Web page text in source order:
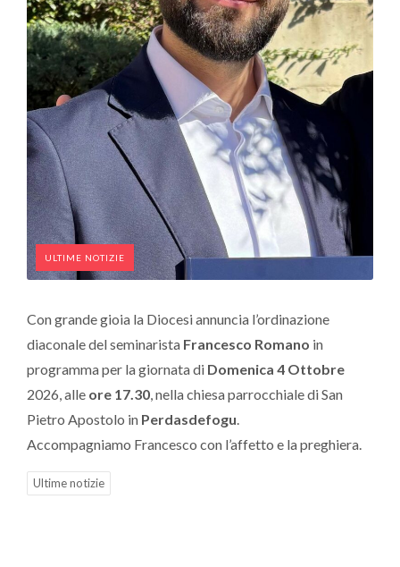
ULTIME NOTIZIE
Con grande gioia la Diocesi annuncia l’ordinazione
diaconale del seminarista Francesco Romano in
programma per la giornata di Domenica 4 Ottobre
2026, alle ore 17.30 , nella chiesa parrocchiale di San
Pietro Apostolo in Perdasdefogu
Accompagniamo Francesco con l’affetto e la preghiera.
Ultime notizie